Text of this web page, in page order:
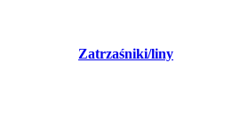
Zatrzaśniki/liny